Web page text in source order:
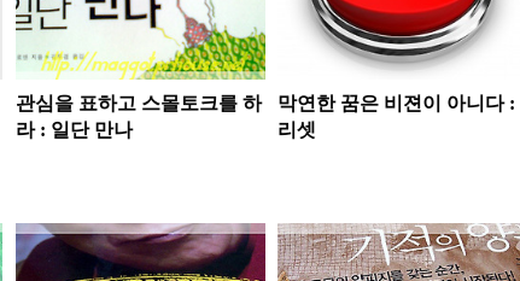
관심을 표하고 스몰토크를 하
라 : 일단 만나
막연한 꿈은 비젼이 아니다 :
리셋